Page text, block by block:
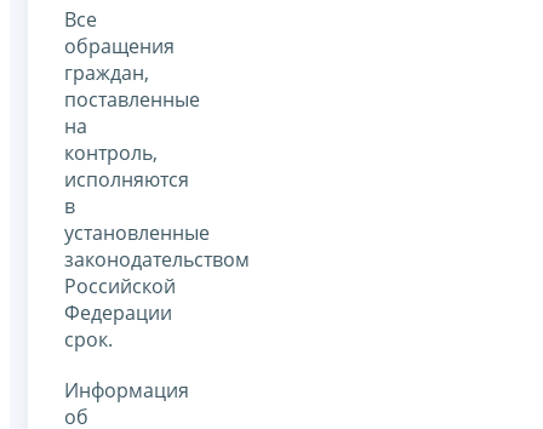
Все
обращения
граждан,
поставленные
на
контроль,
исполняются
в
установленные
законодательством
Российской
Федерации
срок.
Информация
об